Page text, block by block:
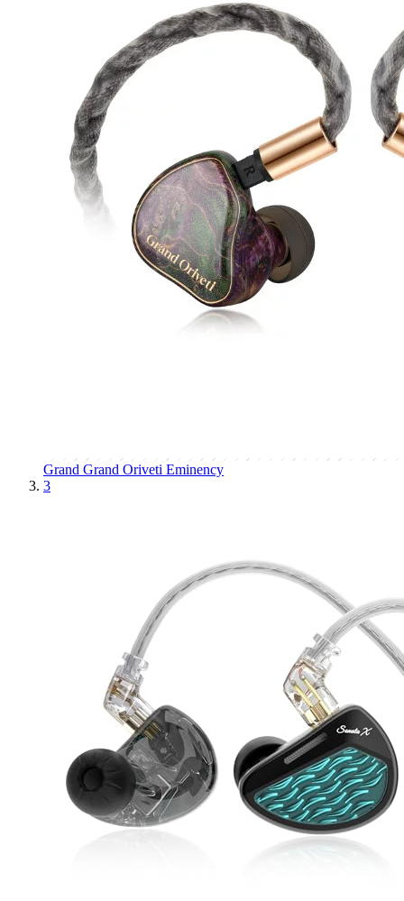
Grand Grand Oriveti Eminency
3